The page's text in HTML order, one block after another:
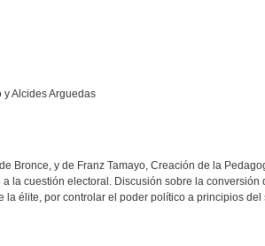
Alcides Arguedas
Bronce, y de Franz Tamayo, Creación de la
la cuestión electoral. Discusión sobre la
élite, por controlar el poder político a principios del